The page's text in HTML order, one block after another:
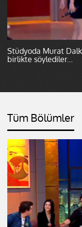
Stüdyoda Murat
birlikte söylediler...
Tüm Bölümler